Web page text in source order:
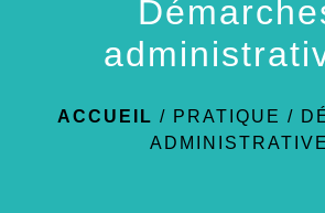
ACCUEIL / PRATIQUE /